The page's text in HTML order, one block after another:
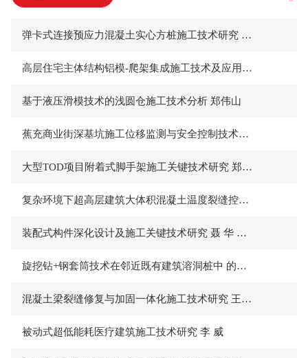
弹卡式连接预应力混凝土实心方桩施工技术研究 赵 鑫
高层住宅主体结构铝模-爬架集成施工技术及应用效果 庄银平
基于液压滑模技术的浅圆仓施工技术分析 郑伟山
蕉充商业街深基坑施工位移监测与安全控制技术分析 吴林夏
大型TOD项目附着式脚手架施工关键技术研究 郑炳辉 卢旭丽
复杂环境下超高层建筑大体积混凝土温度裂缝控制研究 赵 健
装配式构件深化设计及施工关键技术研究 聂 华 田 凯
旋挖钻+钢套筒技术在邻近既有建筑溶洞桩中 的应用 汪迎春
混凝土梁裂缝修复与加固一体化施工技术研究 王素伟
被动式超低能耗医疗建筑施工技术研究 李 威